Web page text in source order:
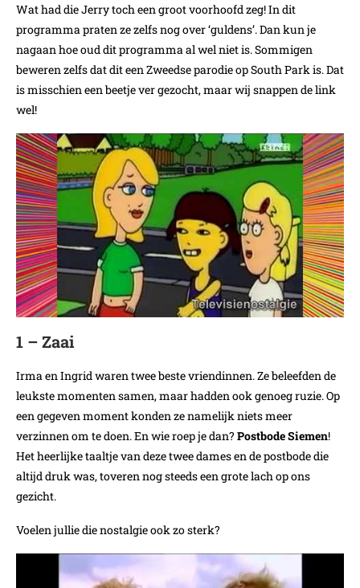
Wat had die Jerry toch een groot voorhoofd zeg! In dit
programma praten ze zelfs nog over ‘guldens’. Dan kun je
nagaan hoe oud dit programma al wel niet is. Sommigen
beweren zelfs dat dit een Zweedse parodie op South Park is. Dat
is misschien een beetje ver gezocht, maar wij snappen de link
wel!
1 – Zaai
Irma en Ingrid waren twee beste vriendinnen. Ze beleefden de
leukste momenten samen, maar hadden ook genoeg ruzie. Op
een gegeven moment konden ze namelijk niets meer
verzinnen om te doen. En wie roep je dan? Postbode Siemen!
Het heerlijke taaltje van deze twee dames en de postbode die
altijd druk was, toveren nog steeds een grote lach op ons
gezicht.
Voelen jullie die nostalgie ook zo sterk?